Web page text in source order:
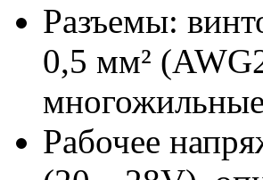
Разъемы:
0,5 мм²
Рабочее